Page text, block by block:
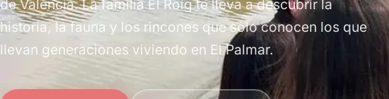
de Valencia. La familia El Roig te lleva a descubrir la
historia, la fauna y los rincones que solo conocen los que
llevan generaciones viviendo en El Palmar.